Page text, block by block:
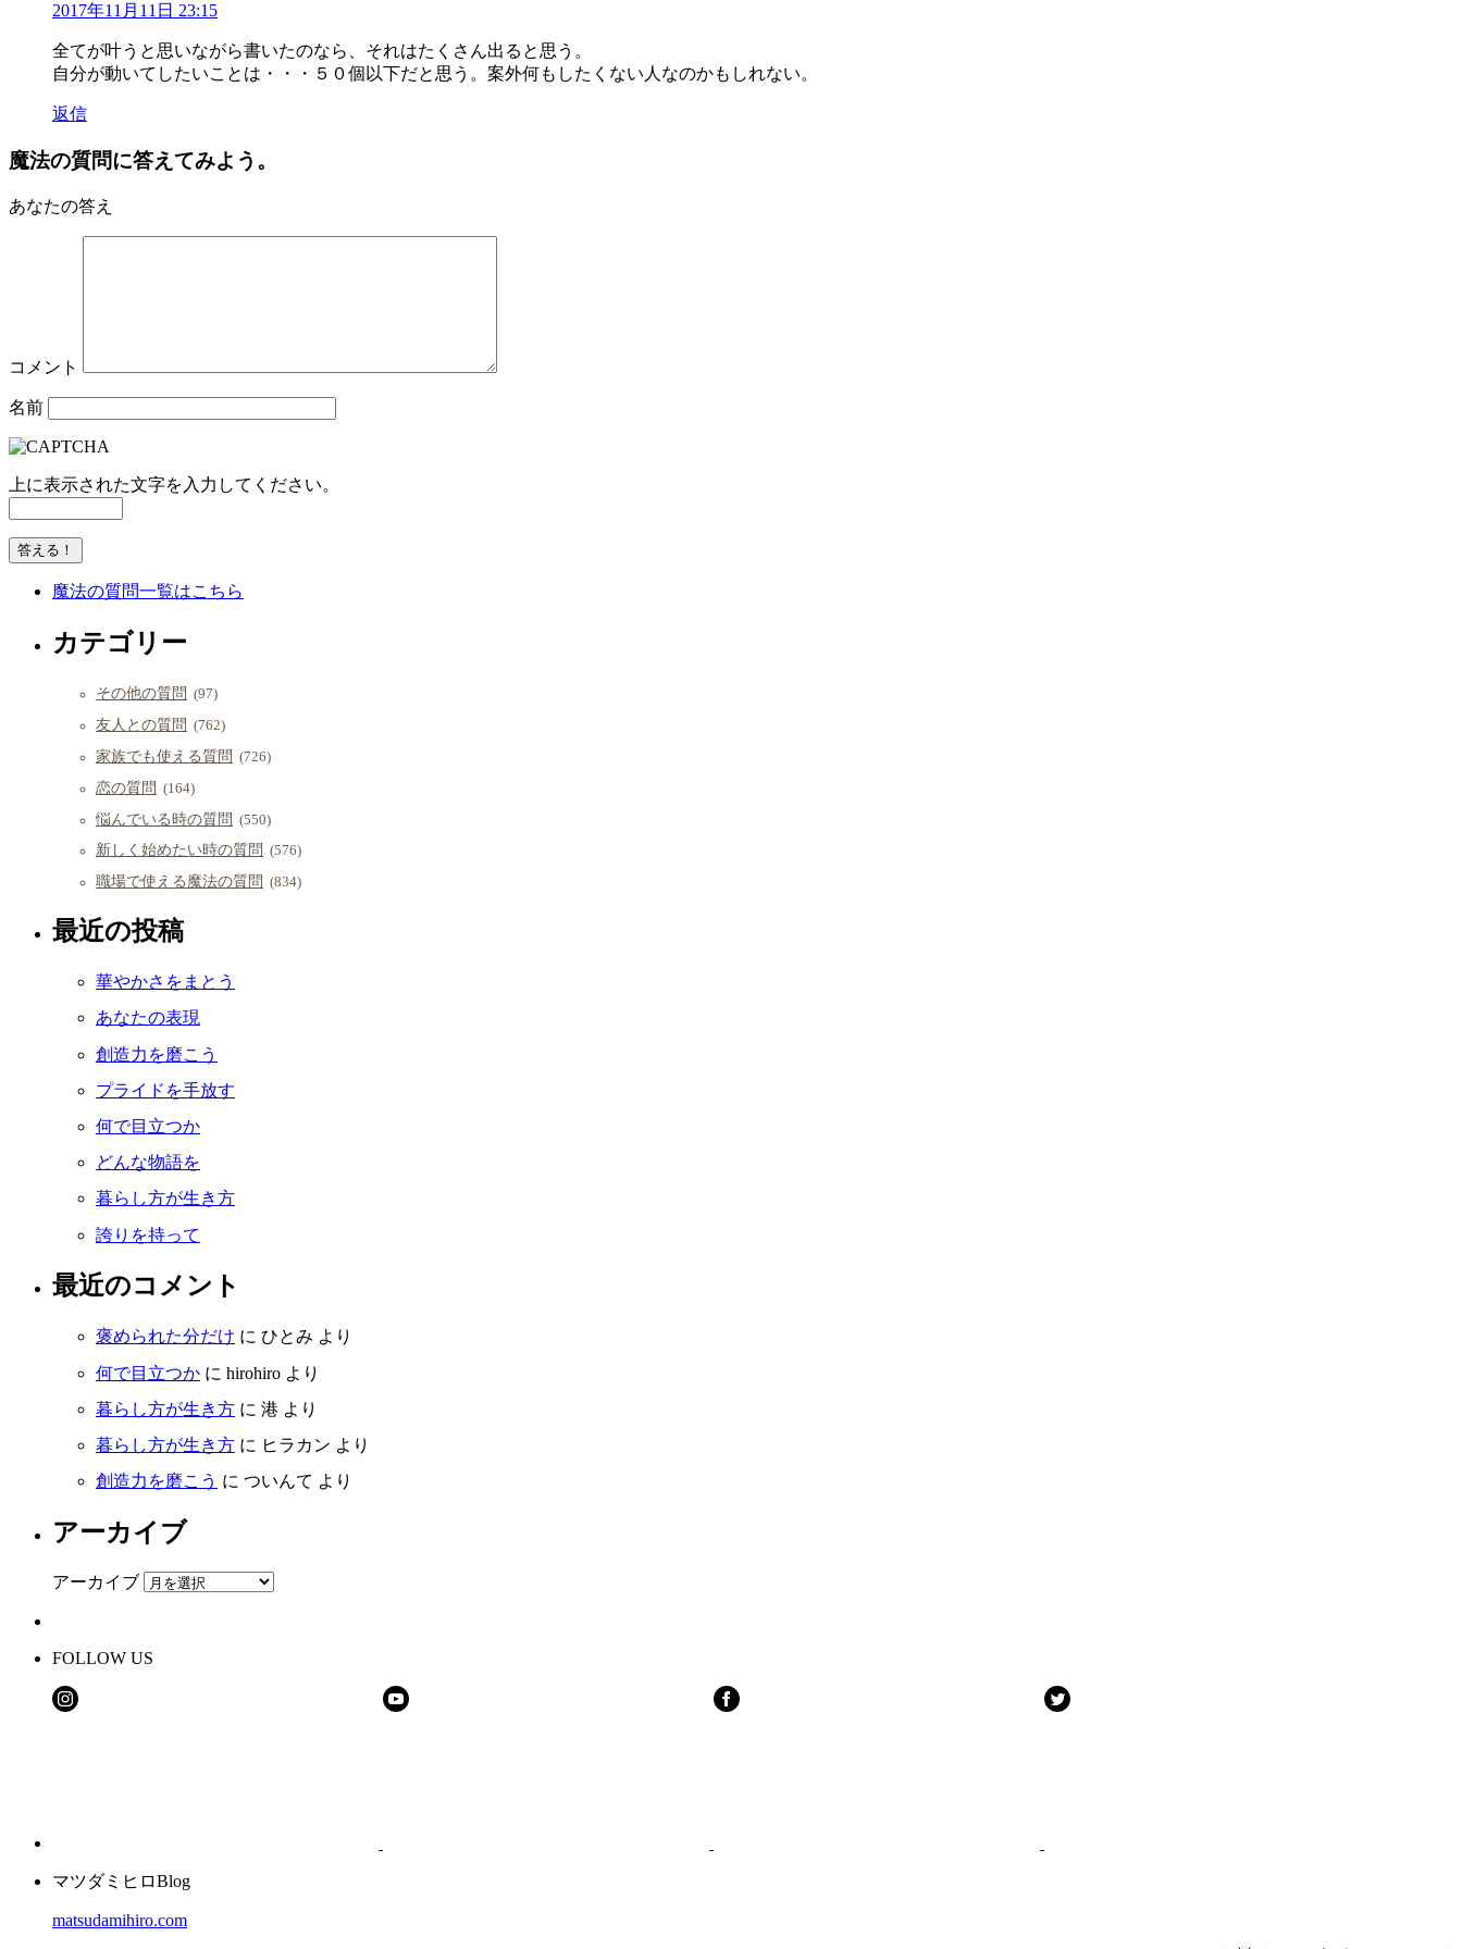
2017年11月11日 23:15
全てが叶うと思いながら書いたのなら、それはたくさん出ると思う。
自分が動いてしたいことは・・・５０個以下だと思う。案外何もしたくない人なのかもしれない。
返信
魔法の質問に答えてみよう。
あなたの答え
コメント
名前
上に表示された文字を入力してください。
魔法の質問一覧はこちら
カテゴリー
その他の質問 (97)
友人との質問 (762)
家族でも使える質問 (726)
恋の質問 (164)
悩んでいる時の質問 (550)
新しく始めたい時の質問 (576)
職場で使える魔法の質問 (834)
最近の投稿
華やかさをまとう
あなたの表現
創造力を磨こう
プライドを手放す
何で目立つか
どんな物語を
暮らし方が生き方
誇りを持って
最近のコメント
褒められた分だけ に ひとみ より
何で目立つか に hirohiro より
暮らし方が生き方 に 港 より
暮らし方が生き方 に ヒラカン より
創造力を磨こう に ついんて より
アーカイブ
アーカイブ
FOLLOW US
マツダミヒロBlog
matsudamihiro.com